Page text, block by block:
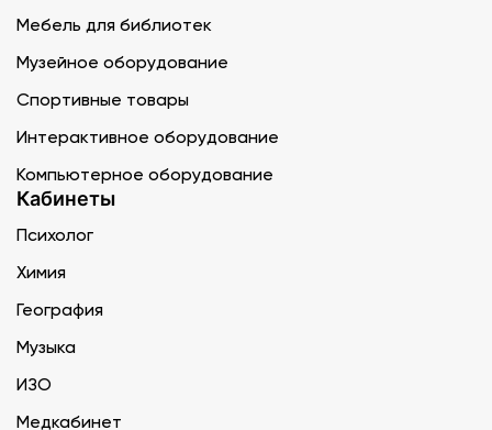
Мебель для библиотек
Музейное оборудование
Спортивные товары
Интерактивное оборудование
Компьютерное оборудование
Кабинеты
Психолог
Химия
География
Музыка
ИЗО
Медкабинет